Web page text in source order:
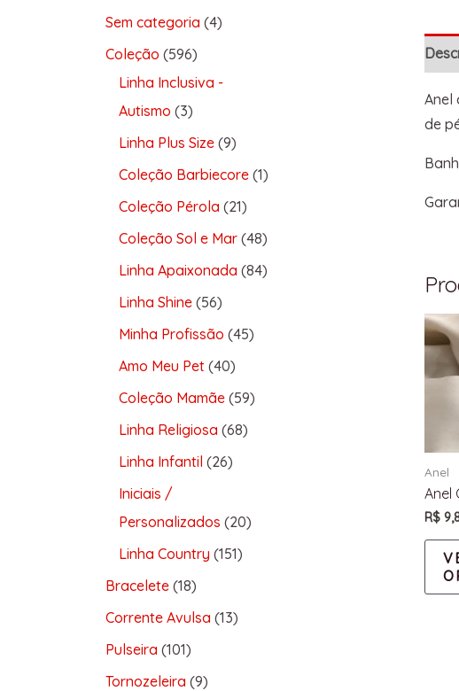
Sem categoria 4
Coleção 596
Linha Inclusiva -
Autismo 3
Linha Plus Size 9
Coleção Barbiecore 1
Coleção Pérola 21
Coleção Sol e Mar 48
Linha Apaixonada 84
Linha Shine 56
Minha Profissão 45
Amo Meu Pet 40
Coleção Mamãe 59
Linha Religiosa 68
Linha Infantil 26
Iniciais /
Personalizados 20
Linha Country 151
Bracelete 18
Corrente Avulsa 13
Pulseira 101
Tornozeleira 9
Anel
de
Anel
Anel
R$